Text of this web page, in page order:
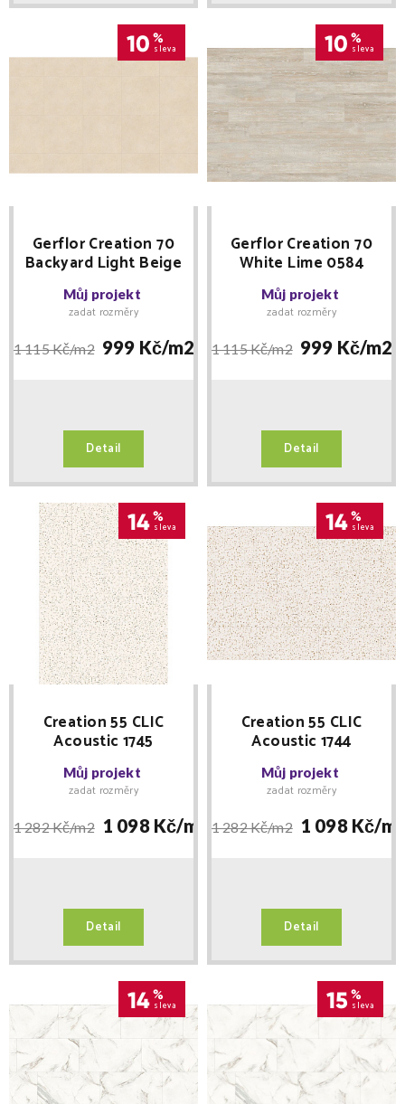
10 %
sleva
Gerflor Creation 70
Backyard Light Beige
1712 lepená 610 x 610
Můj projekt
zadat rozměry
1 115 Kč/m2 999 Kč/m2
Detail
10 %
sleva
Gerflor Creation 70
White Lime 0584
lepená 184 x 1219
Můj projekt
zadat rozměry
1 115 Kč/m2 999 Kč/m2
Detail
14%
sleva
Creation 55 CLIC
Acoustic 1745
Confetti Cobalt 389
x729 MNOŽSTEVNÍ
SLEVY
Můj projekt
zadat rozměry
1 282 Kč/m2 1 098 Kč/m2
Detail
14%
sleva
Creation 55 CLIC
Acoustic 1744
Confetti Amber 389
x729 MNOŽSTEVNÍ
SLEVY
Můj projekt
zadat rozměry
1 282 Kč/m2 1 098 Kč/
Detail
14%
sleva 15 %
sleva